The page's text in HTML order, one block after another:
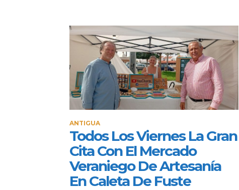
ANTIGUA
Todos Los Viernes La Gran
Cita Con El Mercado
Veraniego De Artesanía
En Caleta De Fuste